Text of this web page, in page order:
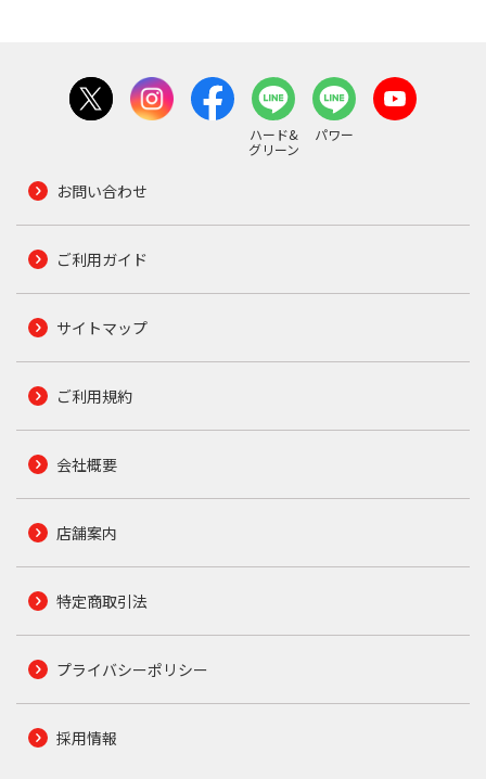
ハード&
グリーン
パワー
お問い合わせ
ご利用ガイド
サイトマップ
ご利用規約
会社概要
店舗案内
特定商取引法
プライバシーポリシー
採用情報